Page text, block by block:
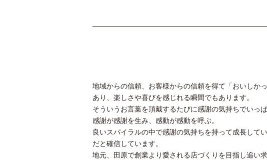
地域からの信頼、お客様からの信頼を得て「おいしか
あり、楽しさや喜びを感じれる瞬間でもあります。
そういうお言葉を頂戴するたびに感謝の気持ちでいっぱ
感謝が感謝を生み、感動が感動を呼ぶ。
良いスパイラルの中で感謝の気持ちを持って成長して
だと確信しています。
地元、田原で創業より愛される店づくりを目指し追い求